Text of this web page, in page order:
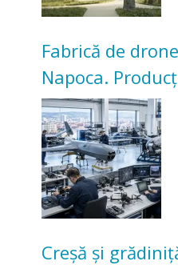
Fabrică de
Napoca.
înceapă în
Creșă și